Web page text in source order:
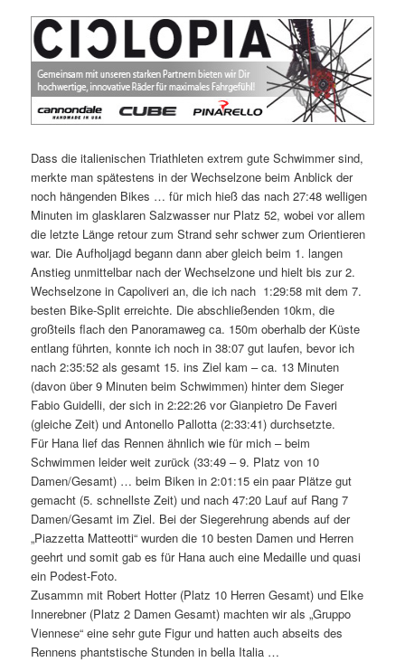
Dass die italienischen Triathleten extrem gute Schwimmer sind,
merkte man spätestens in der Wechselzone beim Anblick der
noch hängenden Bikes … für mich hieß das nach 27:48 welligen
Minuten im glasklaren Salzwasser nur Platz 52, wobei vor allem
die letzte Länge retour zum Strand sehr schwer zum Orientieren
war. Die Aufholjagd begann dann aber gleich beim 1. langen
Anstieg unmittelbar nach der Wechselzone und hielt bis zur 2.
Wechselzone in Capoliveri an, die ich nach 1:29:58 mit dem 7.
besten Bike-Split erreichte. Die abschließenden 10km, die
großteils flach den Panoramaweg ca. 150m oberhalb der Küste
entlang führten, konnte ich noch in 38:07 gut laufen, bevor ich
nach 2:35:52 als gesamt 15. ins Ziel kam – ca. 13 Minuten
(davon über 9 Minuten beim Schwimmen) hinter dem Sieger
Fabio Guidelli, der sich in 2:22:26 vor Gianpietro De Faveri
(gleiche Zeit) und Antonello Pallotta (2:33:41) durchsetzte.
Für Hana lief das Rennen ähnlich wie für mich – beim
Schwimmen leider weit zurück (33:49 – 9. Platz von 10
Damen/Gesamt) … beim Biken in 2:01:15 ein paar Plätze gut
gemacht (5. schnellste Zeit) und nach 47:20 Lauf auf Rang 7
Damen/Gesamt im Ziel. Bei der Siegerehrung abends auf der
„Piazzetta Matteotti“ wurden die 10 besten Damen und Herren
geehrt und somit gab es für Hana auch eine Medaille und quasi
ein Podest-Foto.
Zusammn mit Robert Hotter (Platz 10 Herren Gesamt) und Elke
Innerebner (Platz 2 Damen Gesamt) machten wir als „Gruppo
Viennese“ eine sehr gute Figur und hatten auch abseits des
Rennens phantstische Stunden in bella Italia …